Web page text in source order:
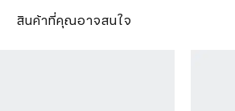
สินค้าที่คุณอาจสนใจ